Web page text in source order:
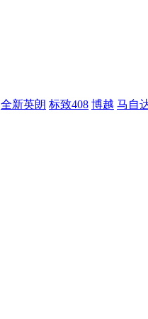
全新英朗 标致408 博越 马自